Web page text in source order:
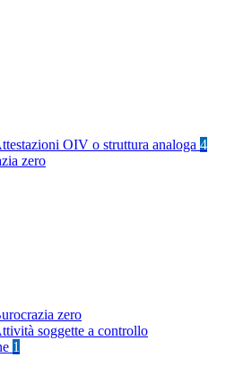
OIV o struttura analoga 4
zero
zero
soggette a controllo
1